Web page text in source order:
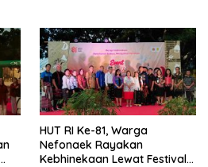
HUT RI Ke-81, Warga
Nefonaek Rayakan
Kebhinekaan Lewat Festival